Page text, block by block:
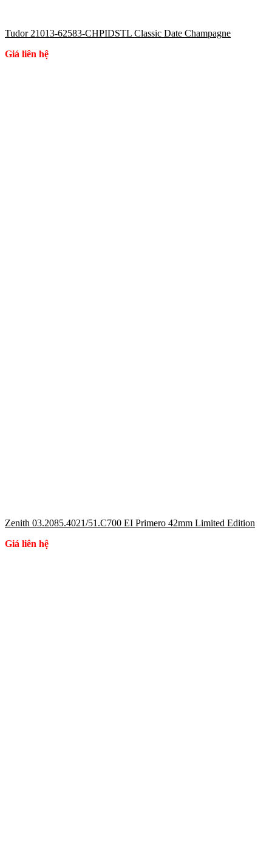
Tudor 21013-62583-CHPIDSTL Classic Date Champagne
Giá liên hệ
Zenith 03.2085.4021/51.C700 EI Primero 42mm Limited Edition
Giá liên hệ